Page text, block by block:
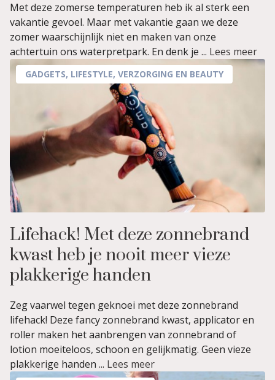
Met deze zomerse temperaturen heb ik al sterk een
vakantie gevoel. Maar met vakantie gaan we deze
zomer waarschijnlijk niet en maken van onze
achtertuin ons waterpretpark. En denk je ... Lees meer
GADGETS, LIFESTYLE, VERZORGING EN BEAUTY
Lifehack! Met deze zonnebrand
kwast heb je nooit meer vieze
plakkerige handen
Zeg vaarwel tegen geknoei met deze zonnebrand
lifehack! Deze fancy zonnebrand kwast, applicator en
roller maken het aanbrengen van zonnebrand of
lotion moeiteloos, schoon en gelijkmatig. Geen vieze
plakkerige handen ... Lees meer